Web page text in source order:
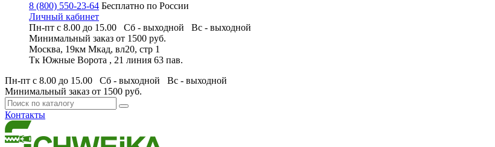
8 (800) 550-23-64 Бесплатно по России
Личный кабинет
Пн-пт с 8.00 до 15.00 Сб - выходной Вс - выходной
Минимальный заказ от 1500 руб.
Москва, 19км Мкад, вл20, стр 1
Тк Южные Ворота , 21 линия 63 пав.
Пн-пт с 8.00 до 15.00 Сб - выходной Вс - выходной
Минимальный заказ от 1500 руб.
Контакты